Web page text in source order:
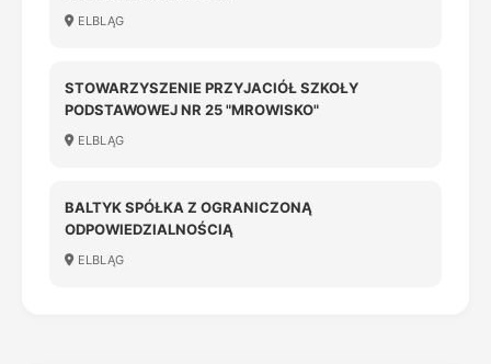
ELBLĄG
STOWARZYSZENIE PRZYJACIÓŁ SZKOŁY
PODSTAWOWEJ NR 25 "MROWISKO"
ELBLĄG
BALTYK SPÓŁKA Z OGRANICZONĄ
ODPOWIEDZIALNOŚCIĄ
ELBLĄG